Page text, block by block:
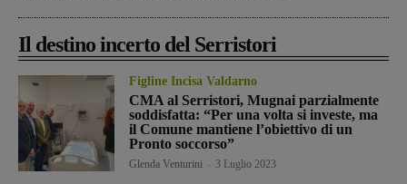
Il destino incerto del Serristori
Figline Incisa Valdarno
CMA al Serristori, Mugnai parzialmente
soddisfatta: “Per una volta si investe, ma
il Comune mantiene l’obiettivo di un
Pronto soccorso”
Glenda Venturini 3 Luglio 2023